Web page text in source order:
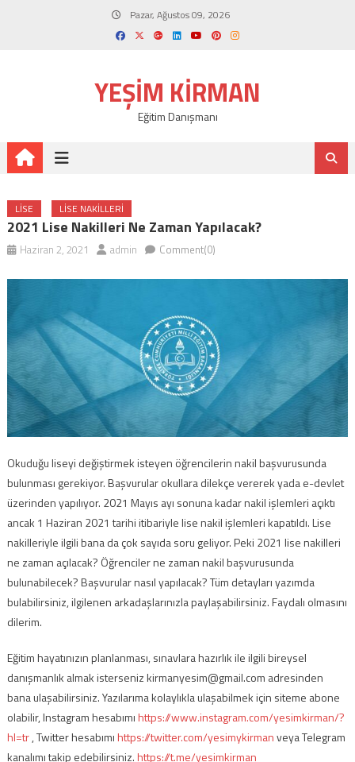
Pazar, Ağustos 09, 2026
YEŞIM KIRMAN
Eğitim Danışmanı
LISE LISE NAKILLERI
2021 Lise Nakilleri Ne Zaman Yapılacak?
Haziran 2, 2021 admin Comment(0)
Okuduğu liseyi değiştirmek isteyen öğrencilerin nakil başvurusunda
bulunması gerekiyor. Başvurular okullara dilekçe vererek yada e-devlet
üzerinden yapılıyor. 2021 Mayıs ayı sonuna kadar nakil işlemleri açıktı
ancak 1 Haziran 2021 tarihi itibariyle lise nakil işlemleri kapatıldı. Lise
nakilleriyle ilgili bana da çok sayıda soru geliyor. Peki 2021 lise nakilleri
ne zaman açılacak? Öğrenciler ne zaman nakil başvurusunda
bulunabilecek? Başvurular nasıl yapılacak? Tüm detayları yazımda
bulabilirsiniz, ilgilenen arkadaşlarınızla paylaşabilirsiniz. Faydalı olmasını
dilerim.
Eğitim hayatınızın planlanması, sınavlara hazırlık ile ilgili bireysel
danışmanlık almak isterseniz kirmanyesim@gmail.com adresinden
bana ulaşabilirsiniz. Yazılarıma kolaylıkla ulaşabilmek için siteme abone
olabilir, Instagram hesabımıhttps://www.instagram.com/yesimkirman/?
hl=tr, Twitter hesabımıhttps://twitter.com/yesimykirmanveya Telegram
kanalımı takip edebilirsiniz.https://t.me/yesimkirman